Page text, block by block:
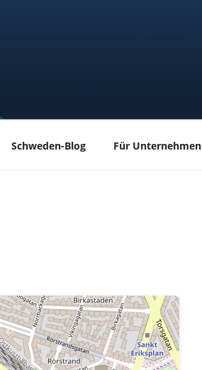
Schweden-Blog Für Unternehmen